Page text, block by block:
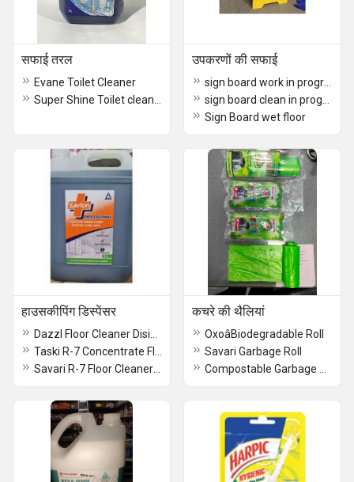
सफाई तरल
Evane Toilet Cleaner
उपकरणों की सफाई
Sign Board wet floor
हाउसकीपिंग डिस्पेंसर कचरे की थैलियां
OxoâBiodegradable Roll
Savari Garbage Roll